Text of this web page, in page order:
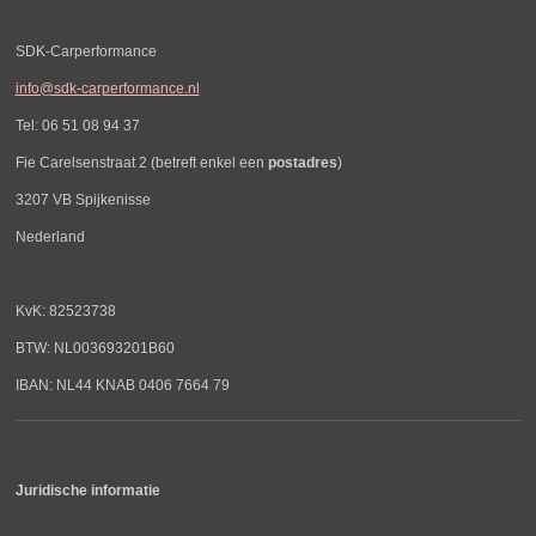
SDK-Carperformance
info@sdk-carperformance.nl
Tel: 06 51 08 94 37
Fie Carelsenstraat 2 (betreft enkel een postadres)
3207 VB Spijkenisse
Nederland
KvK: 82523738
BTW: NL003693201B60
IBAN: NL44 KNAB 0406 7664 79
Juridische informatie